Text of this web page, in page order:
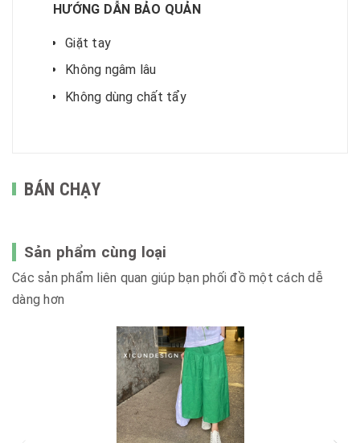
HƯỚNG DẪN BẢO QUẢN
Giặt tay
Không ngâm lâu
Không dùng chất tẩy
BÁN CHẠY
Sản phẩm cùng loại
Các sản phẩm liên quan giúp bạn phối đồ một cách dễ
dàng hơn